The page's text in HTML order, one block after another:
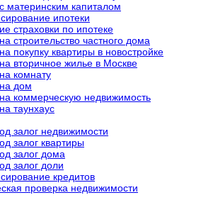
материнским капиталом
ипотеки
страховки по ипотеке
строительство частного дома
покупку квартиры в новостройке
вторичное жилье в Москве
комнату
дом
коммерческую недвижимость
таунхаус
залог недвижимости
залог квартиры
залог дома
залог доли
кредитов
проверка недвижимости